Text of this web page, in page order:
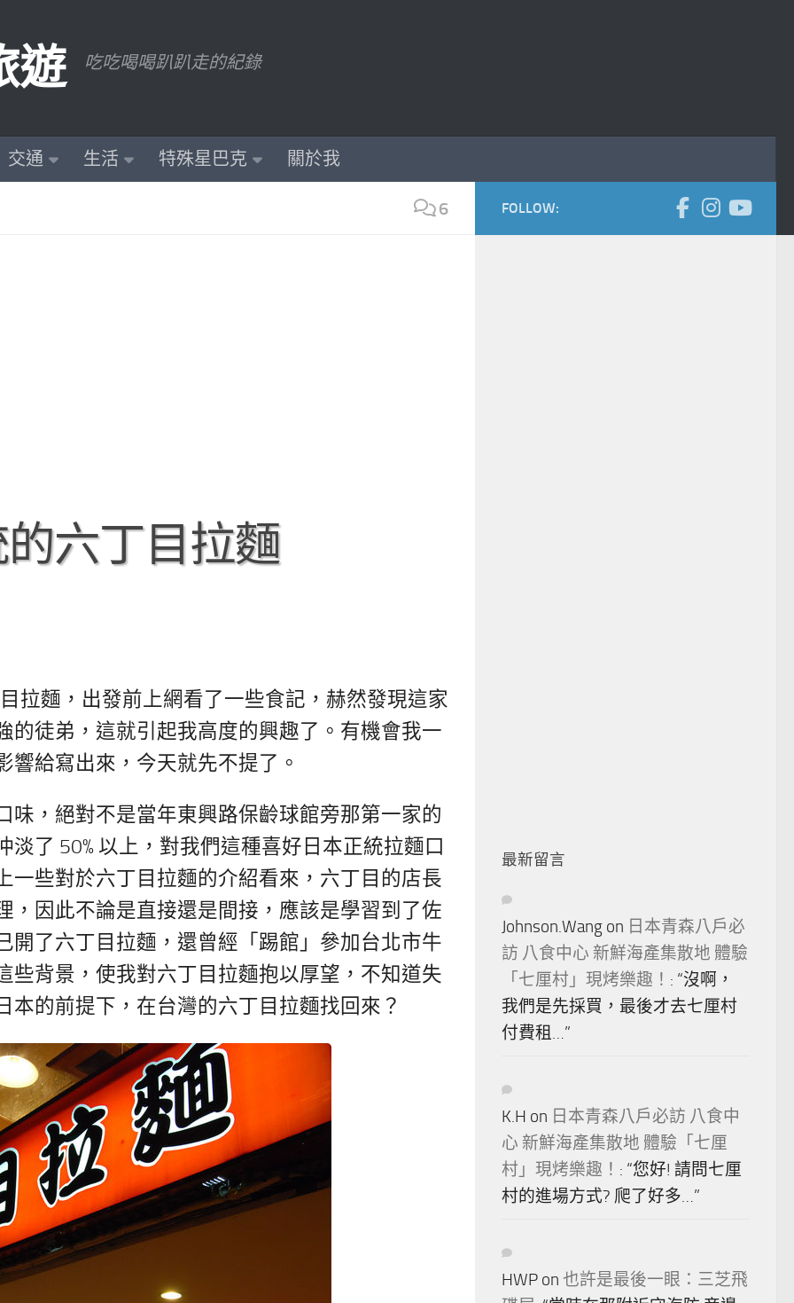
遊 吃吃喝喝趴趴走的紀錄
交通 生活 特殊星巴克 關於我
6
六丁目拉麵
拉麵，出發前上網看了一些食記，赫然發現這家
的徒弟，這就引起我高度的興趣了。有機會我一
給寫出來，今天就先不提了。
味，絕對不是當年東興路保齡球館旁那第一家的
了 50% 以上，對我們這種喜好日本正統拉麵口
一些對於六丁目拉麵的介紹看來，六丁目的店長
，因此不論是直接還是間接，應該是學習到了佐
開了六丁目拉麵，還曾經「踢館」參加台北市牛
些背景，使我對六丁目拉麵抱以厚望，不知道失
的前提下，在台灣的六丁目拉麵找回來？
FOLLOW:
最新留言
Johnson.Wang on 日本青森八戶必
訪 八食中心 新鮮海產集散地 體驗
「七厘村」現烤樂趣！ : “沒啊，
我們是先採買，最後才去七厘村
付費租…”
K.H on 日本青森八戶必訪 八食中
心 新鮮海產集散地 體驗「七厘
村」現烤樂趣！ : “您好! 請問七厘
村的進場方式? 爬了好多…”
HWP on 也許是最後一眼：三芝飛